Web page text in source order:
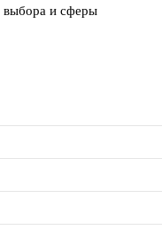
выбора и сферы